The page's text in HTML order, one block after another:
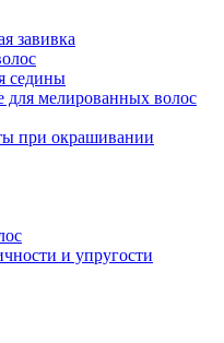
завивка
седины
для мелированных волос
при окрашивании
и упругости